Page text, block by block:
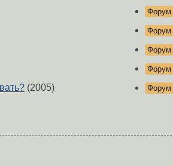
(2005)
Форум
Форум
Форум
Форум
Форум